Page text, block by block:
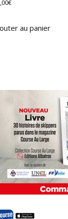
€
au panier